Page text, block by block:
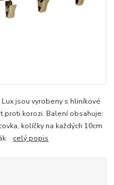
jsou vyrobeny s hliníkové
proti korozi. Balení obsahuje:
kolíčky na každých 10cm
celý popis